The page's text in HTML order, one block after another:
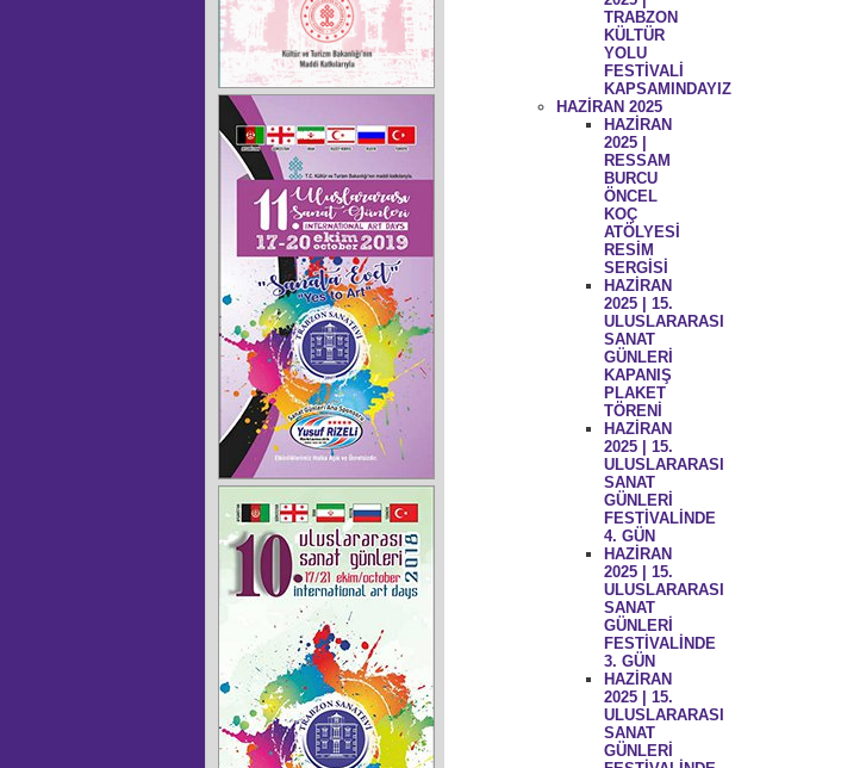
TRABZON
KÜLTÜR
YOLU
FESTİVALİ
KAPSAMINDAYIZ
HAZİRAN 2025
HAZİRAN
2025 |
RESSAM
BURCU
ÖNCEL
KOÇ
ATÖLYESİ
RESİM
SERGİSİ
HAZİRAN
2025 | 15.
ULUSLARARASI
SANAT
GÜNLERİ
KAPANIŞ
PLAKET
TÖRENİ
HAZİRAN
2025 | 15.
ULUSLARARASI
SANAT
GÜNLERİ
FESTİVALİNDE
4. GÜN
HAZİRAN
2025 | 15.
ULUSLARARASI
SANAT
GÜNLERİ
FESTİVALİNDE
3. GÜN
HAZİRAN
2025 | 15.
ULUSLARARASI
SANAT
GÜNLERİ